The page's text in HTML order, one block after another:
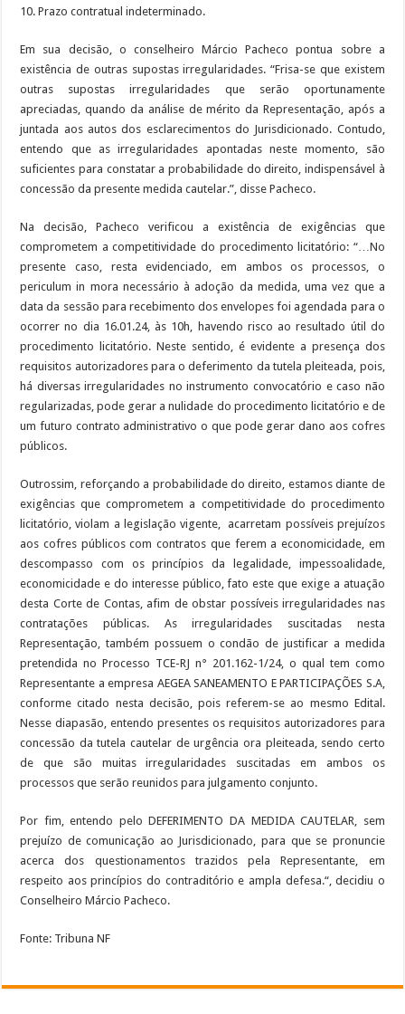
10. Prazo contratual indeterminado.
Em sua decisão, o conselheiro Márcio Pacheco pontua sobre a
existência de outras supostas irregularidades. “Frisa-se que existem
outras supostas irregularidades que serão oportunamente
apreciadas, quando da análise de mérito da Representação, após a
juntada aos autos dos esclarecimentos do Jurisdicionado. Contudo,
entendo que as irregularidades apontadas neste momento, são
suficientes para constatar a probabilidade do direito, indispensável à
concessão da presente medida cautelar.”, disse Pacheco.
Na decisão, Pacheco verificou a existência de exigências que
comprometem a competitividade do procedimento licitatório: “…No
presente caso, resta evidenciado, em ambos os processos, o
periculum in mora necessário à adoção da medida, uma vez que a
data da sessão para recebimento dos envelopes foi agendada para o
ocorrer no dia 16.01.24, às 10h, havendo risco ao resultado útil do
procedimento licitatório. Neste sentido, é evidente a presença dos
requisitos autorizadores para o deferimento da tutela pleiteada, pois,
há diversas irregularidades no instrumento convocatório e caso não
regularizadas, pode gerar a nulidade do procedimento licitatório e de
um futuro contrato administrativo o que pode gerar dano aos cofres
públicos.
Outrossim, reforçando a probabilidade do direito, estamos diante de
exigências que comprometem a competitividade do procedimento
licitatório, violam a legislação vigente, acarretam possíveis prejuízos
aos cofres públicos com contratos que ferem a economicidade, em
descompasso com os princípios da legalidade, impessoalidade,
economicidade e do interesse público, fato este que exige a atuação
desta Corte de Contas, afim de obstar possíveis irregularidades nas
contratações públicas. As irregularidades suscitadas nesta
Representação, também possuem o condão de justificar a medida
pretendida no Processo TCE-RJ n° 201.162-1/24, o qual tem como
Representante a empresa AEGEA SANEAMENTO E PARTICIPAÇÕES S.A,
conforme citado nesta decisão, pois referem-se ao mesmo Edital.
Nesse diapasão, entendo presentes os requisitos autorizadores para
concessão da tutela cautelar de urgência ora pleiteada, sendo certo
de que são muitas irregularidades suscitadas em ambos os
processos que serão reunidos para julgamento conjunto.
Por fim, entendo pelo DEFERIMENTO DA MEDIDA CAUTELAR, sem
prejuízo de comunicação ao Jurisdicionado, para que se pronuncie
acerca dos questionamentos trazidos pela Representante, em
respeito aos princípios do contraditório e ampla defesa.“, decidiu o
Conselheiro Márcio Pacheco.
Fonte: Tribuna NF